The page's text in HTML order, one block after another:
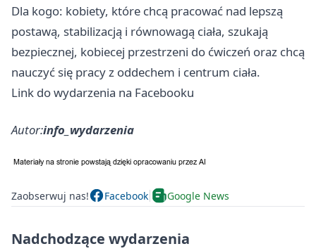
Dla kogo: kobiety, które chcą pracować nad lepszą
postawą, stabilizacją i równowagą ciała, szukają
bezpiecznej, kobiecej przestrzeni do ćwiczeń oraz chcą
nauczyć się pracy z oddechem i centrum ciała.
Link do wydarzenia na Facebooku
Autor:info_wydarzenia
Zaobserwuj nas! Facebook Google News
Nadchodzące wydarzenia